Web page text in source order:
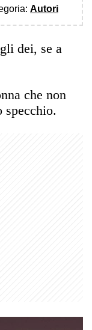
Autori
dei, se a
che non
specchio.